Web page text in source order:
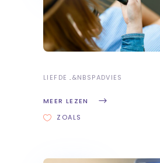
LIEFDE &NBSPADVIES
MEER LEZEN
ZOALS